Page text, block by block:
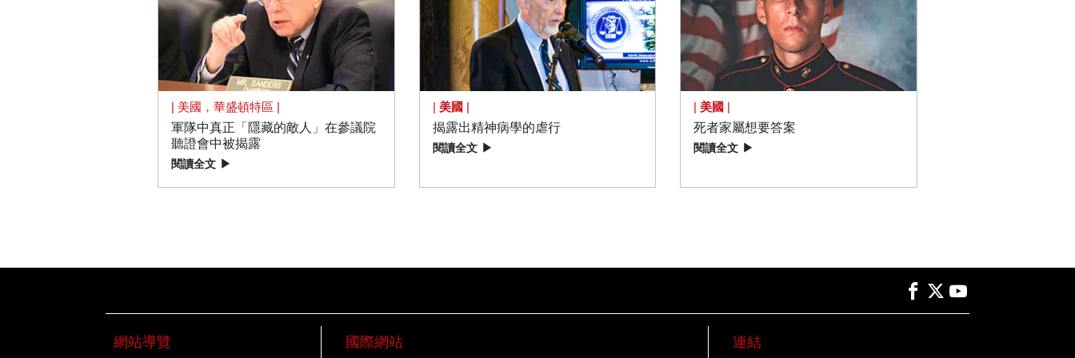
| 美國，華盛頓特區 |
軍隊中真正「隱藏的敵人」在參議院
聽證會中被揭露
閱讀全文 ▶
美國
揭露出精神病學的虐行
閱讀全文 ▶
|美國
死者家屬想要答案
閱讀全文 ▶
網站導覽 國際網站 連結